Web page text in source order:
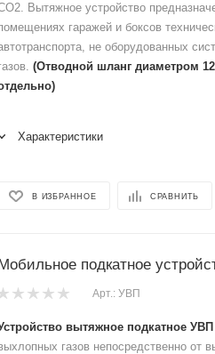
Вытяжное устройство
гаражей и боксов
не оборудованных
(Отводной шланг диаметром
Характеристики
В ИЗБРАННОЕ СРАВНИТЬ
подкатное
Арт.: УВП
вытяжное подкатное УВП
газов непосредственно от